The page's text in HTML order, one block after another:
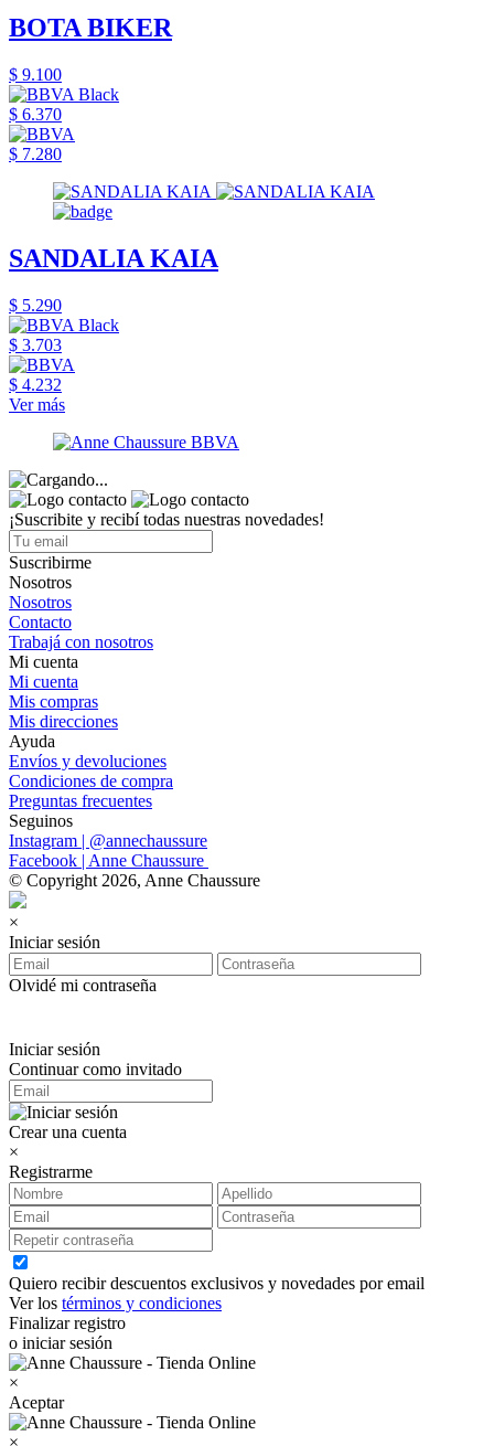
BOTA BIKER
$ 9.100
$ 6.370
$ 7.280
SANDALIA KAIA
$ 5.290
$ 3.703
$ 4.232
Ver más
¡Suscribite y recibí todas nuestras novedades!
Suscribirme
Nosotros
Nosotros
Contacto
Trabajá con nosotros
Mi cuenta
Mi cuenta
Mis compras
Mis direcciones
Ayuda
Envíos y devoluciones
Condiciones de compra
Preguntas frecuentes
Seguinos
Instagram | @annechaussure
Facebook | Anne Chaussure
© Copyright 2026, Anne Chaussure
×
Iniciar sesión
Olvidé mi contraseña
Iniciar sesión
Continuar como invitado
Crear una cuenta
×
Registrarme
Quiero recibir descuentos exclusivos y novedades por email
Ver los términos y condiciones
Finalizar registro
o iniciar sesión
×
Aceptar
×